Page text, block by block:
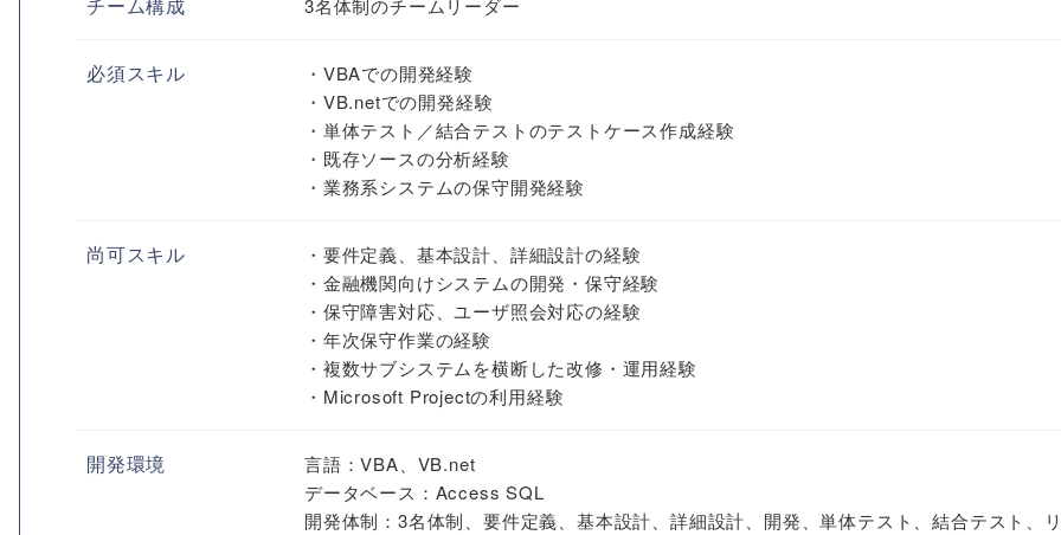
3名体制のチームリーダー
必須スキル
・VBAでの開発経験
・VB.netでの開発経験
・単体テスト／結合テストのテストケース作成経験
・既存ソースの分析経験
・業務系システムの保守開発経験
尚可スキル
・要件定義、基本設計、詳細設計の経験
・金融機関向けシステムの開発・保守経験
・保守障害対応、ユーザ照会対応の経験
・年次保守作業の経験
・複数サブシステムを横断した改修・運用経験
・Microsoft Projectの利用経験
開発環境
言語：VBA、VB.net
データベース：Access SQL
開発体制：3名体制、要件定義、基本設計、詳細設計、開発、単体テスト、結合テスト、